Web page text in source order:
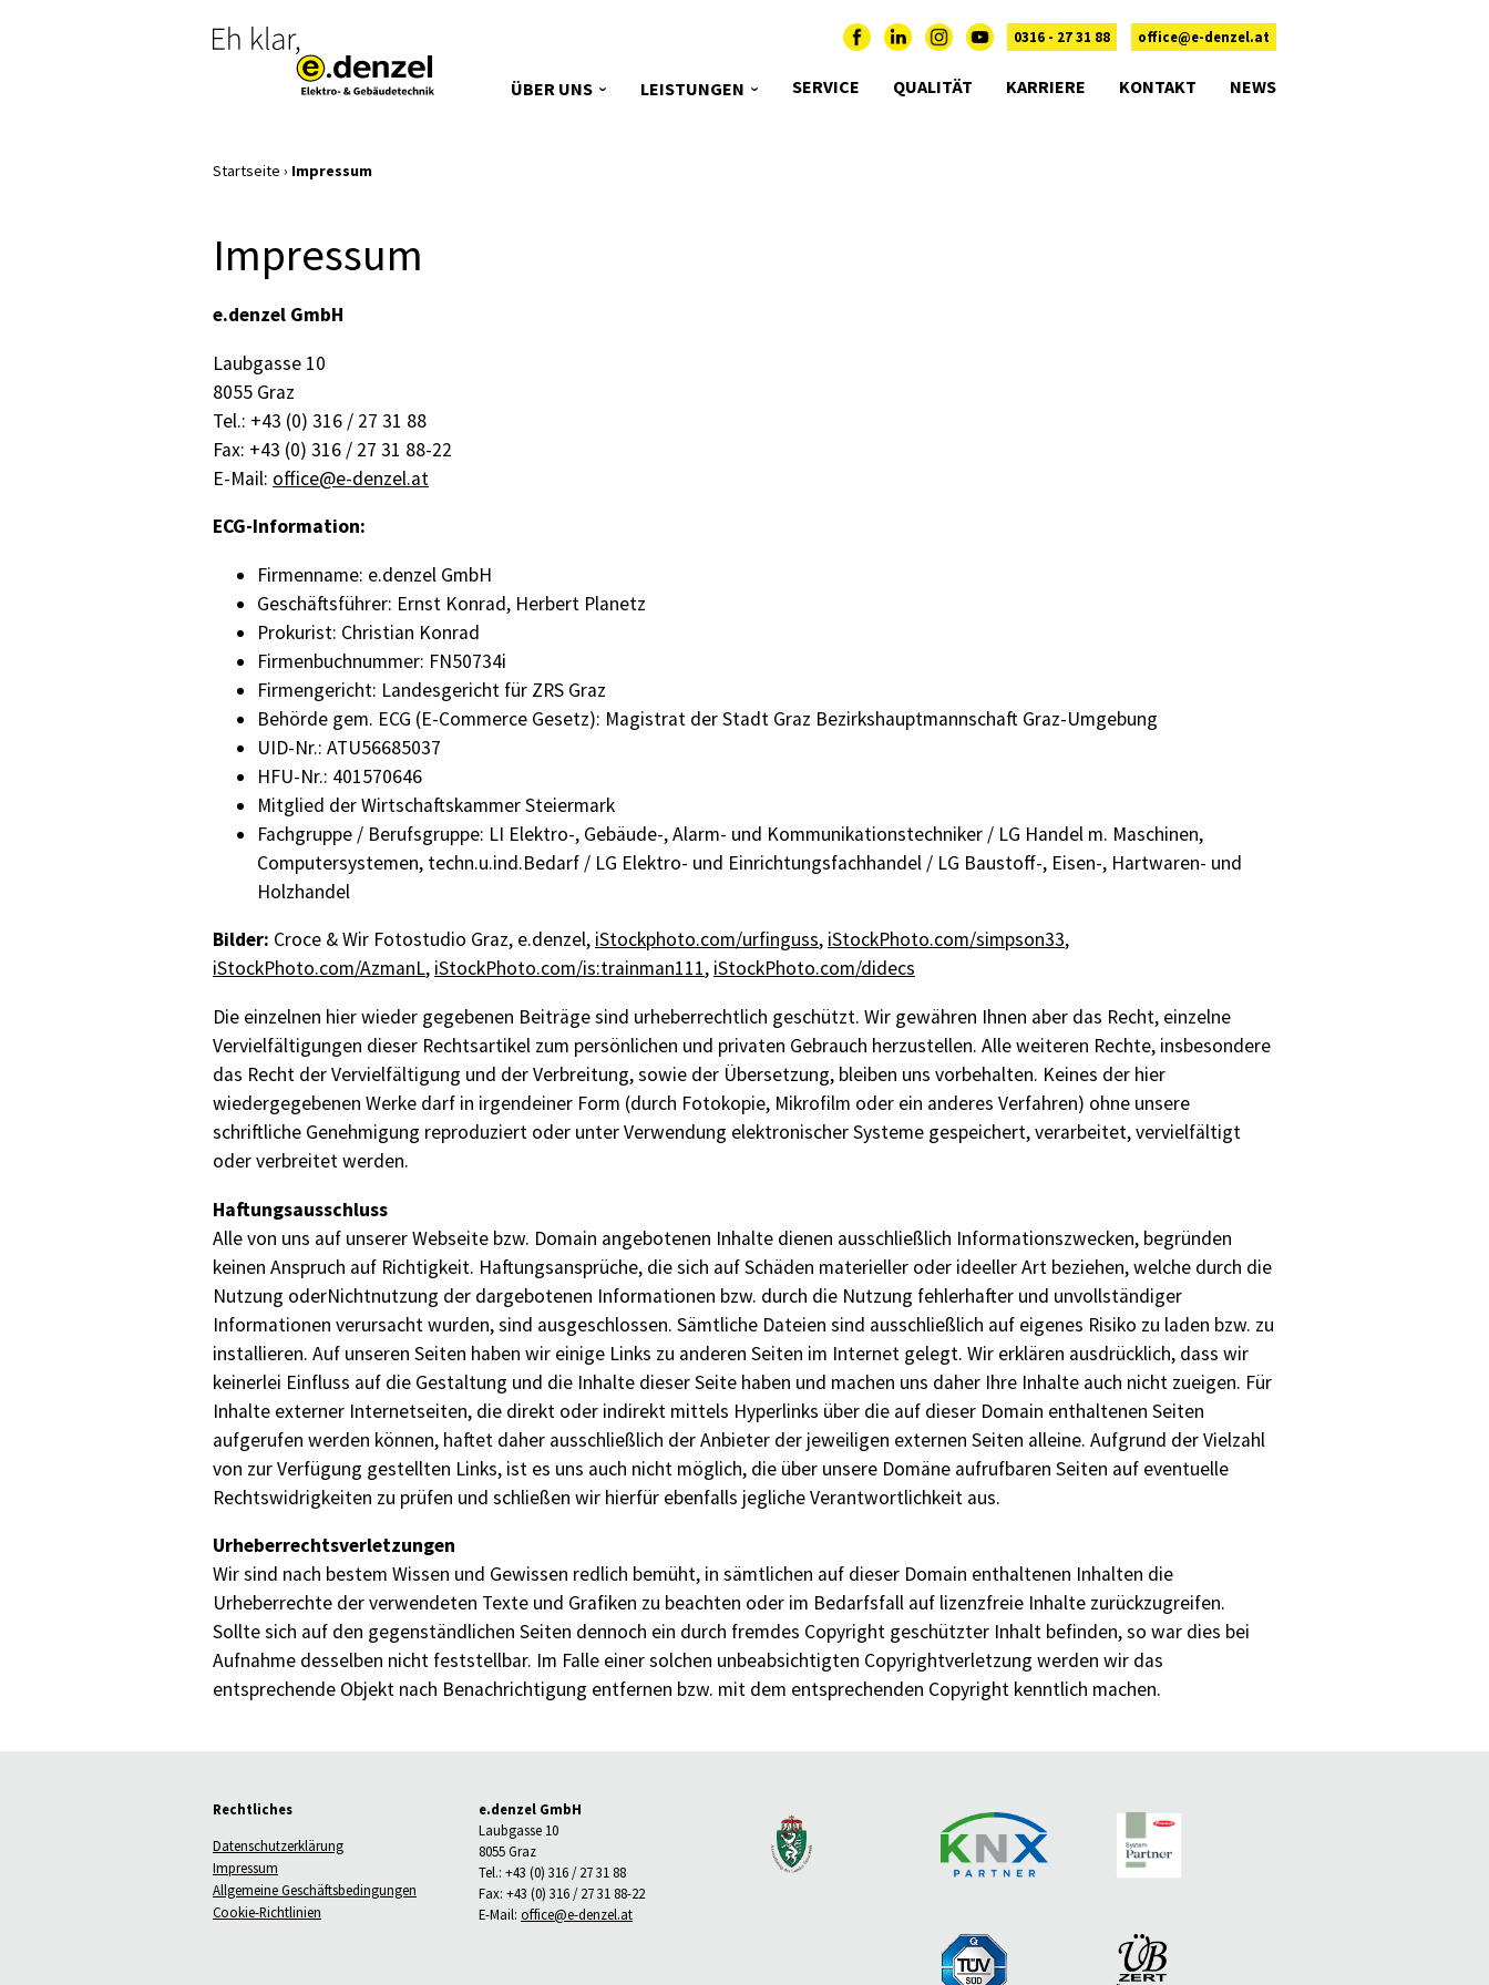
0316 - 27 31 88 office@e-denzel.at
ÜBER UNS LEISTUNGEN SERVICE QUALITÄT KARRIERE KONTAKT NEWS
Startseite › Impressum
Impressum
e.denzel GmbH
Laubgasse 10
8055 Graz
Tel.: +43 (0) 316 / 27 31 88
Fax: +43 (0) 316 / 27 31 88-22
E-Mail: office@e-denzel.at
ECG-Information:
Firmenname: e.denzel GmbH
Geschäftsführer: Ernst Konrad, Herbert Planetz
Prokurist: Christian Konrad
Firmenbuchnummer: FN50734i
Firmengericht: Landesgericht für ZRS Graz
Behörde gem. ECG (E-Commerce Gesetz): Magistrat der Stadt Graz Bezirkshauptmannschaft Graz-Umgebung
UID-Nr.: ATU56685037
HFU-Nr.: 401570646
Mitglied der Wirtschaftskammer Steiermark
Fachgruppe / Berufsgruppe: LI Elektro-, Gebäude-, Alarm- und Kommunikationstechniker / LG Handel m. Maschinen,
Computersystemen, techn.u.ind.Bedarf / LG Elektro- und Einrichtungsfachhandel / LG Baustoff-, Eisen-, Hartwaren- und
Holzhandel
Bilder: Croce & Wir Fotostudio Graz, e.denzel, iStockphoto.com/urfinguss, iStockPhoto.com/simpson33,
iStockPhoto.com/AzmanL, iStockPhoto.com/is:trainman111, iStockPhoto.com/didecs
Die einzelnen hier wieder gegebenen Beiträge sind urheberrechtlich geschützt. Wir gewähren Ihnen aber das Recht, einzelne
Vervielfältigungen dieser Rechtsartikel zum persönlichen und privaten Gebrauch herzustellen. Alle weiteren Rechte, insbesondere
das Recht der Vervielfältigung und der Verbreitung, sowie der Übersetzung, bleiben uns vorbehalten. Keines der hier
wiedergegebenen Werke darf in irgendeiner Form (durch Fotokopie, Mikrofilm oder ein anderes Verfahren) ohne unsere
schriftliche Genehmigung reproduziert oder unter Verwendung elektronischer Systeme gespeichert, verarbeitet, vervielfältigt
oder verbreitet werden.
Haftungsausschluss
Alle von uns auf unserer Webseite bzw. Domain angebotenen Inhalte dienen ausschließlich Informationszwecken, begründen
keinen Anspruch auf Richtigkeit. Haftungsansprüche, die sich auf Schäden materieller oder ideeller Art beziehen, welche durch die
Nutzung oderNichtnutzung der dargebotenen Informationen bzw. durch die Nutzung fehlerhafter und unvollständiger
Informationen verursacht wurden, sind ausgeschlossen. Sämtliche Dateien sind ausschließlich auf eigenes Risiko zu laden bzw. zu
installieren. Auf unseren Seiten haben wir einige Links zu anderen Seiten im Internet gelegt. Wir erklären ausdrücklich, dass wir
keinerlei Einfluss auf die Gestaltung und die Inhalte dieser Seite haben und machen uns daher Ihre Inhalte auch nicht zueigen. Für
Inhalte externer Internetseiten, die direkt oder indirekt mittels Hyperlinks über die auf dieser Domain enthaltenen Seiten
aufgerufen werden können, haftet daher ausschließlich der Anbieter der jeweiligen externen Seiten alleine. Aufgrund der Vielzahl
von zur Verfügung gestellten Links, ist es uns auch nicht möglich, die über unsere Domäne aufrufbaren Seiten auf eventuelle
Rechtswidrigkeiten zu prüfen und schließen wir hierfür ebenfalls jegliche Verantwortlichkeit aus.
Urheberrechtsverletzungen
Wir sind nach bestem Wissen und Gewissen redlich bemüht, in sämtlichen auf dieser Domain enthaltenen Inhalten die
Urheberrechte der verwendeten Texte und Grafiken zu beachten oder im Bedarfsfall auf lizenzfreie Inhalte zurückzugreifen.
Sollte sich auf den gegenständlichen Seiten dennoch ein durch fremdes Copyright geschützter Inhalt befinden, so war dies bei
Aufnahme desselben nicht feststellbar. Im Falle einer solchen unbeabsichtigten Copyrightverletzung werden wir das
entsprechende Objekt nach Benachrichtigung entfernen bzw. mit dem entsprechenden Copyright kenntlich machen.
Rechtliches
Datenschutzerklärung
Impressum
Allgemeine Geschäftsbedingungen
Cookie-Richtlinien
e.denzel GmbH
Laubgasse 10
8055 Graz
Tel.: +43 (0) 316 / 27 31 88
Fax: +43 (0) 316 / 27 31 88-22
E-Mail: office@e-denzel.at